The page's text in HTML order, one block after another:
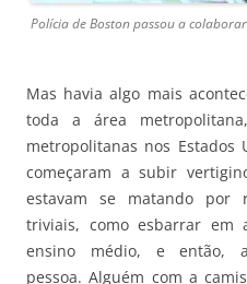
Polícia de Boston passou a
Mas havia algo mais
toda a área
metropolitanas nos Estados
começaram a subir
estavam se matando por
triviais, como esbarrar em
ensino médio, e então,
pessoa. Alguém com a